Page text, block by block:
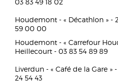
03 83 49 18 02
Houdemont - « Décathlon » -
59 00 00
Houdemont - « Carrefour
Heillecourt - 03 83 54 89 89
Liverdun - « Café de la Gare »
24 54 43